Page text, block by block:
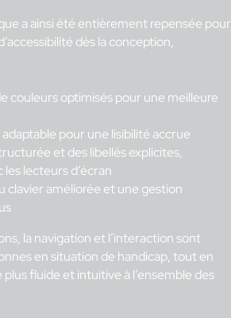
a ainsi été entièrement repensée pour
dès la conception,
couleurs optimisés pour une meilleure
pour une lisibilité accrue
et des libellés explicites,
lecteurs d’écran
clavier améliorée et une gestion
la navigation et l’interaction sont
en situation de handicap, tout en
fluide et intuitive à l’ensemble des